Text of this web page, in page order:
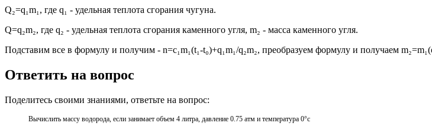
Q₂=q₁m₁, где q₁ - удельная теплота сгорания чугуна.
Q=q₂m₂, где q₂ - удельная теплота сгорания каменного угля, m₂ - масса каменного угля.
Подставим все в формулу и получим - n=c₁m₁(t₁-t₀)+q₁m₁/q₂m₂, преобразуем формулу и получаем
Ответить на вопрос
Поделитесь своими знаниями, ответьте на вопрос:
Вычислить массу водорода, если занимает объем 4 литра, давление 0.75 атм и температура 0°с